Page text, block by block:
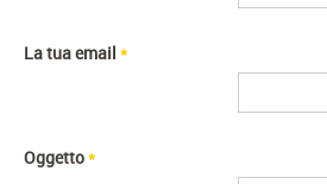
La tua email *
Oggetto*